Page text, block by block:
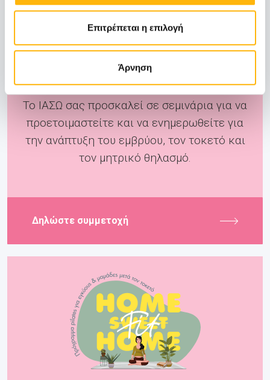
Επιτρέπεται η επιλογή
Άρνηση
Pre-Birth
Το ΙΑΣΩ σας προσκαλεί σε σεμινάρια για να
προετοιμαστείτε και να ενημερωθείτε για
την ανάπτυξη του εμβρύου, τον τοκετό και
τον μητρικό θηλασμό.
Δηλώστε συμμετοχή